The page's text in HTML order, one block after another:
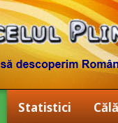
Statistici